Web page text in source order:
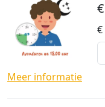
€
€
Meer informatie